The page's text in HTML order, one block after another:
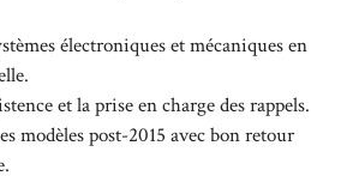
électroniques et mécaniques en
et la prise en charge des rappels.
modèles post-2015 avec bon retour